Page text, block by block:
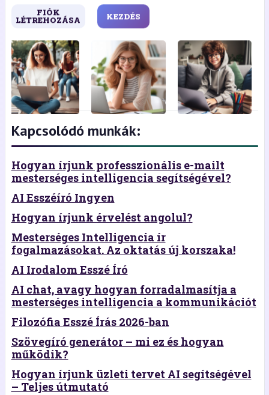
FIÓK
LÉTREHOZÁSA KEZDÉS
Kapcsolódó munkák:
Hogyan írjunk professzionális e-mailt
mesterséges intelligencia segítségével?
AI Esszéíró Ingyen
Hogyan írjunk érvelést angolul?
Mesterséges Intelligencia ír
fogalmazásokat. Az oktatás új korszaka!
AI Irodalom Esszé Író
AI chat, avagy hogyan forradalmasítja a
mesterséges intelligencia a kommunikációt
Filozófia Esszé Írás 2026-ban
Szövegíró generátor – mi ez és hogyan
működik?
Hogyan írjunk üzleti tervet AI segítségével
– Teljes útmutató